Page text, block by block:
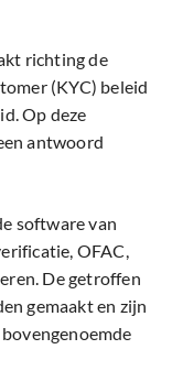
richting de
(KYC) beleid
Op deze
antwoord
software van
OFAC,
De getroffen
gemaakt en zijn